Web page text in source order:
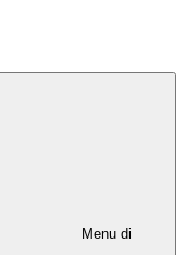
Menu di